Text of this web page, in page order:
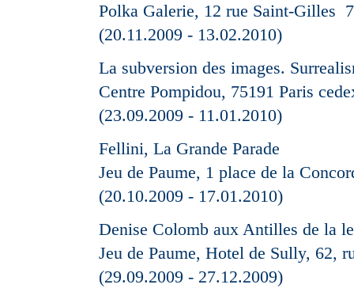
Polka Galerie, 12 rue Saint-Gilles
(20.11.2009 - 13.02.2010)
La subversion des images.
Centre Pompidou, 75191 Paris
(23.09.2009 - 11.01.2010)
Fellini, La Grande Parade
Jeu de Paume, 1 place de la
(20.10.2009 - 17.01.2010)
Denise Colomb aux Antilles de la
Jeu de Paume, Hotel de Sully, 62,
(29.09.2009 - 27.12.2009)